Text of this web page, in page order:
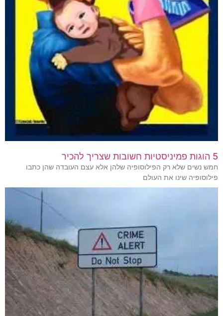
5 הוגות פמיניסטיות חשובות שצריך להכיר
חמש נשים שלא רק הפילוסופיה שלהן אלא עצם העובדה שהן כתבו
פילוסופיה שינו את העולם